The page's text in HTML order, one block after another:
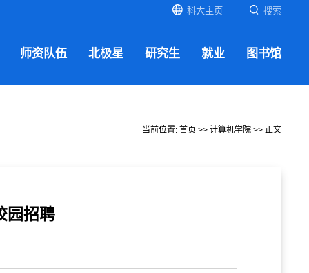
科大主页 搜索
师资队伍 北极星 研究生 就业 图书馆
当前位置: 首页 >> 计算机学院>> 正文
园招聘